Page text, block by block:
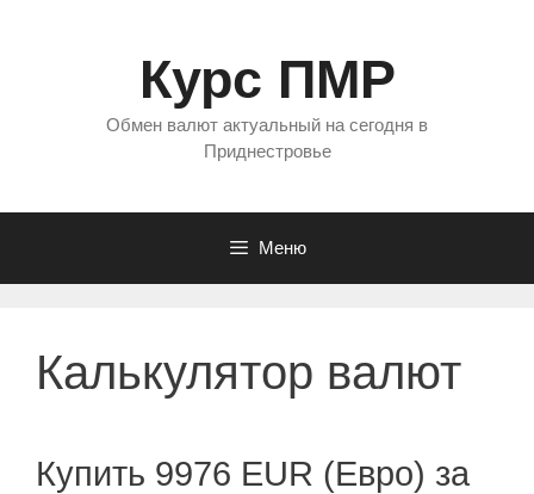
Курс ПМР
Обмен валют актуальный на сегодня в
Приднестровье
Меню
Калькулятор валют
Купить 9976 EUR (Евро) за